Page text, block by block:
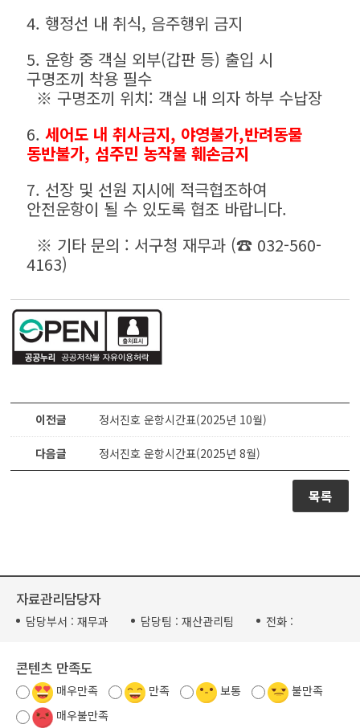
4. 행정선 내 취식, 음주행위 금지
5. 운항 중 객실 외부(갑판 등) 출입 시
구명조끼 착용 필수
※ 구명조끼 위치: 객실 내 의자 하부 수납장
6.세어도 내 취사금지, 야영불가,반려동물
동반불가, 섬주민 농작물 훼손금지
7. 선장 및 선원 지시에 적극협조하여
안전운항이 될 수 있도록 협조 바랍니다.
※ 기타 문의 : 서구청 재무과 (☎ 032-560-
4163)
이전글 정서진호 운항시간표(2025년 10월)
다음글 정서진호 운항시간표(2025년 8월)
목록
자료관리담당자
담당부서 : 재무과 담당팀 : 재산관리팀 전화 :
콘텐츠 만족도
매우만족 만족 보통
불만족
매우불만족